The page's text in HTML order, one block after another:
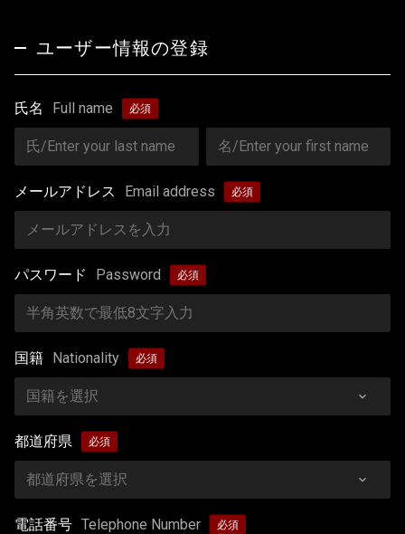
ユーザー情報の登録
氏名 Full name
メールアドレス Email address
パスワード Password
国籍 Nationality
都道府県
電話番号 Telephone Number